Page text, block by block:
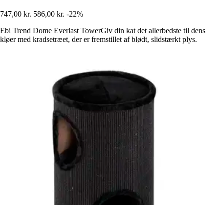
747,00 kr. 586,00 kr. -22%
Ebi Trend Dome Everlast TowerGiv din kat det allerbedste til dens
kløer med kradsetræet, der er fremstillet af blødt, slidstærkt plys.